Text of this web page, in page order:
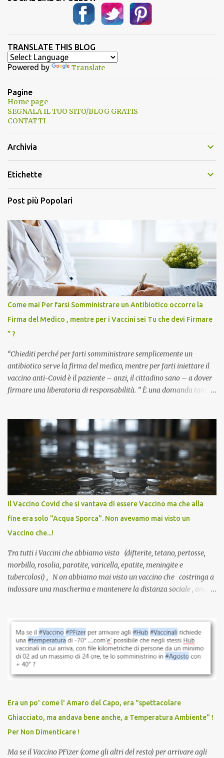
TRANSLATE THIS BLOG
Powered by Translate
Pagine
Home page
SEGNALA IL TUO SITO/BLOG GRATIS
CONTATTI
Archivia
Etichette
Post più Popolari
Come mai Per farsi Somministrare un Antibiotico occorre la
Firma del Medico , mentre per i Vaccini sei Tu che devi Firmare
” ?
“Chiediti perché per farti somministrare semplicemente un
antibiotico serve la firma del medico, mentre per farti iniettare il
vaccino anti-Covid è il paziente – anzi, il cittadino sano – a dover
firmare una liberatoria di responsabilità. ” È una domanda tanto
pandemia. Un interrogativo che dovrebbe scuotere chiunque abbia
ancora il coraggio di pensare con la propria testa. Per il vaccino
anti-Covid, un pro-farmaco, con autorizzazione condizionata,
sviluppato in tempi record, con tecnologie mai utilizzate prima su
larga scala, ancora oggetto di studio e di discussione
internazionale serve solo una firma. La tua. Lo si somministra
anche a persone sane, giovani, senza fattori di rischio, spesso già
serve una prescrizione. Non c’è diagnosi. Non c’è presa in carico.
L’unico atto richiesto è una fi...
Il Vaccino Covid che si vantava di essere Vaccino ma che alla
fine era solo "Acqua Sporca". Non avevamo mai visto un
Vaccino che...!
Tra tutti i Vaccini che abbiamo visto (difterite, tetano, pertosse,
morbillo, rosolia, parotite, varicella, epatite, meningite e
tubercolosi) , N on abbiamo mai visto un vaccino che costringa a
indossare una mascherina e mantenere la distanza sociale , anche
vaccinazione. Non avevamo mai sentito parlare di ricompense,
sconti, incentivi per vaccinarsi. Non avevamo mai visto
discriminazioni per coloro che non l’hanno fatto. Se non sei stato
vaccinato, nessuno aveva prima cercato di farti sentire una
persona cattiva. Non avevamo mai visto un vaccino che minacci le
vaccino usato per minacciare i mezzi di sussistenza, il lavoro o la
scuola. Non avevamo mai visto un vaccino che permettesse a un
dodicenne di ignorare il consenso dei genitori. Dopo tutti i vaccini
che abbiamo elencato sopra...
Era un po' come l' Amaro del Capo, era "spettacolare
Ghiacciato, ma andava bene anche, a Temperatura Ambiente" !
Per Non Dimenticare !
Ma se il Vaccino PFizer (come gli altri del resto) per arrivare agli